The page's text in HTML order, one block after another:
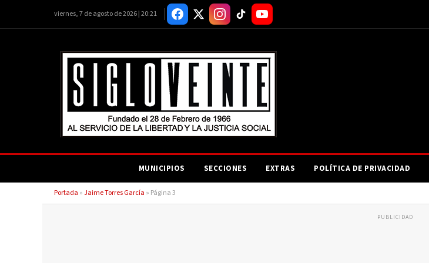
viernes, 7 de agosto de 2026 | 20:21
MUNICIPIOS SECCIONES EXTRAS POLÍTICA DE PRIVACIDAD
Portada »Jaime Torres García » Página 3
PUBLICIDAD